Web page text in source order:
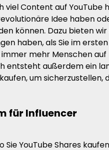
Content auf YouTube
Idee haben
können. Dazu bieten
haben, als Sie im
mehr Menschen
entsteht außerdem ein
um
für Influencer
Sie YouTube Shares